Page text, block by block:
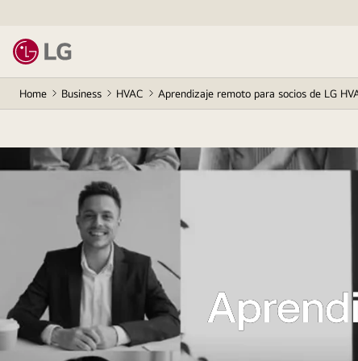
Home Business HVAC Aprendizaje remoto para socios de LG